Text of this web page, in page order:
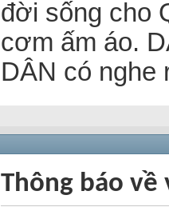
đời sống cho
cơm ấm áo.
DÂN có nghe
Thông báo